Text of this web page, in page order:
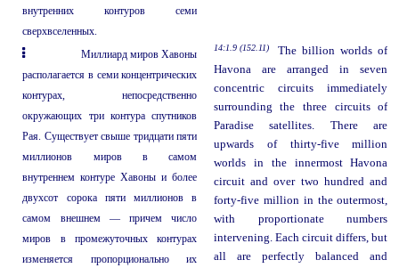
внутренних контуров семи
сверхвселенных.
Миллиард миров Хавоны
располагается в семи концентрических
контурах, непосредственно
окружающих три контура спутников
Рая. Существует свыше тридцати пяти
миллионов миров в самом
внутреннем контуре Хавоны и более
двухсот сорока пяти миллионов в
самом внешнем — причем число
миров в промежуточных контурах
изменяется пропорционально их
14:1.9 (152.11)
The billion worlds of
Havona are arranged in seven
concentric circuits immediately
surrounding the three circuits of
Paradise satellites. There are
upwards of thirty-five million
worlds in the innermost Havona
circuit and over two hundred and
forty-five million in the outermost,
with proportionate numbers
intervening. Each circuit differs, but
all are perfectly balanced and